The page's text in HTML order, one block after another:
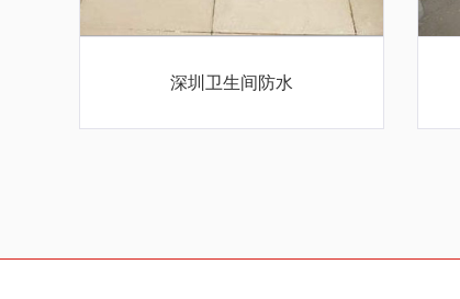
深圳卫生间防水